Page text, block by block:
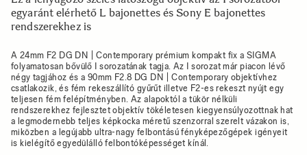
egyaránt elérhető L bajonettes és Sony E bajonettes
rendszerekhez is
A 24mm F2 DG DN | Contemporary prémium kompakt fix a SIGMA
folyamatosan bővülő I sorozatának tagja. Az I sorozat már piacon lévő
négy tagjához és a 90mm F2.8 DG DN | Contemporary objektívhez
csatlakozik, és fém rekeszállító gyűrűt illetve F2-es rekeszt nyújt egy
teljesen fém felépítményben. Az alapoktól a tükör nélküli
rendszerekhez fejlesztet objektív tökéletesen kiegyensúlyozottnak hat
a legmodernebb teljes képkocka méretű szenzorral szerelt vázakon is,
miközben a legújabb ultra-nagy felbontású fényképezőgépek igényeit
is kielégítő egyedülálló felbontóképességet kínál.